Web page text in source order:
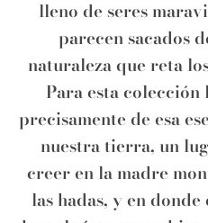
lleno de seres
parecen sacados
naturaleza que reta
Para esta
precisamente de esa
nuestra tierra, un
creer en la madre
las hadas, y en